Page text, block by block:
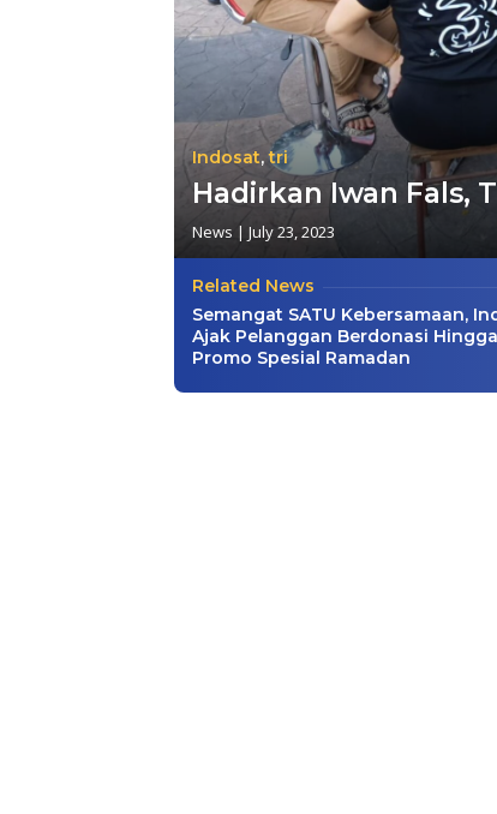
Indosat,tri
Hadirkan Iwan Fals,
News | July 23, 2023
Related News
Semangat SATU Kebersamaan,
Ajak Pelanggan Berdonasi
Promo Spesial Ramadan